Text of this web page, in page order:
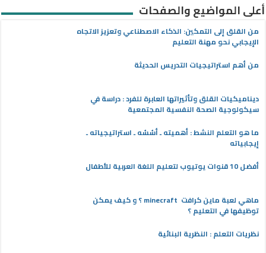
أعلى المواضيع والصفحات
من القلق إلى التمكين: الذكاء الاصطناعي وتعزيز الاتجاه
الإيجابي نحو مهنة التعليم
من أهم استراتيجيات التدريس الحديثة
ديناميكيات القلق وتأثيراتها العابرة للفرد : دراسة في
سيكولوجية الصحة النفسية المجتمعية
ما هو التعلم النشط : أهميته ـ أسُسُه ـ استراتيجياته ـ
إيجابياته
أفضل 10 قنوات يوتيوب لتعليم اللغة العربية للأطفال
ماهي لعبة ماين كرافت minecraft ؟ و كيف يمكن
توظيفها في التعليم ؟
نظريات التعلم : النظرية البنائية